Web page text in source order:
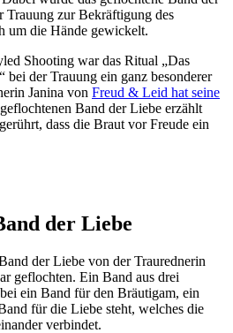
Trauung zur Bekräftigung des
um die Hände gewickelt.
Shooting war das Ritual „Das
bei der Trauung ein ganz besonderer
Janina von Freud & Leid hat seine
Band der Liebe erzählt
dass die Braut vor Freude ein
der Liebe
der Liebe von der Traurednerin
geflochten. Ein Band aus drei
ein Band für den Bräutigam, ein
für die Liebe steht, welches die
verbindet.